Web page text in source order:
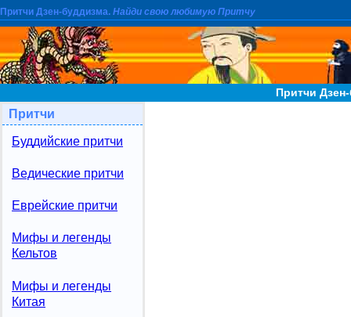
Притчи Дзен-буддизма. Найди свою любимую Притчу
Притчи
Притчи
Буддийские притчи
Ведические притчи
Еврейские притчи
Мифы и легенды
Кельтов
Мифы и легенды
Китая